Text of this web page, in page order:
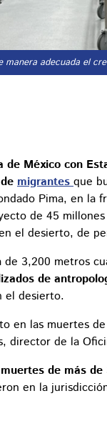
manera adecuada el
México con
migrantes que
Pima, en la
de 45
el desierto, de
de 3,200 metros
de
el desierto.
en las muertes
director de la
de más
en la